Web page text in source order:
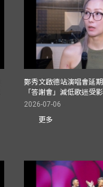
鄭秀文啟德站演唱會延
「答謝會」減低歌迷受
2026-07-06
更多